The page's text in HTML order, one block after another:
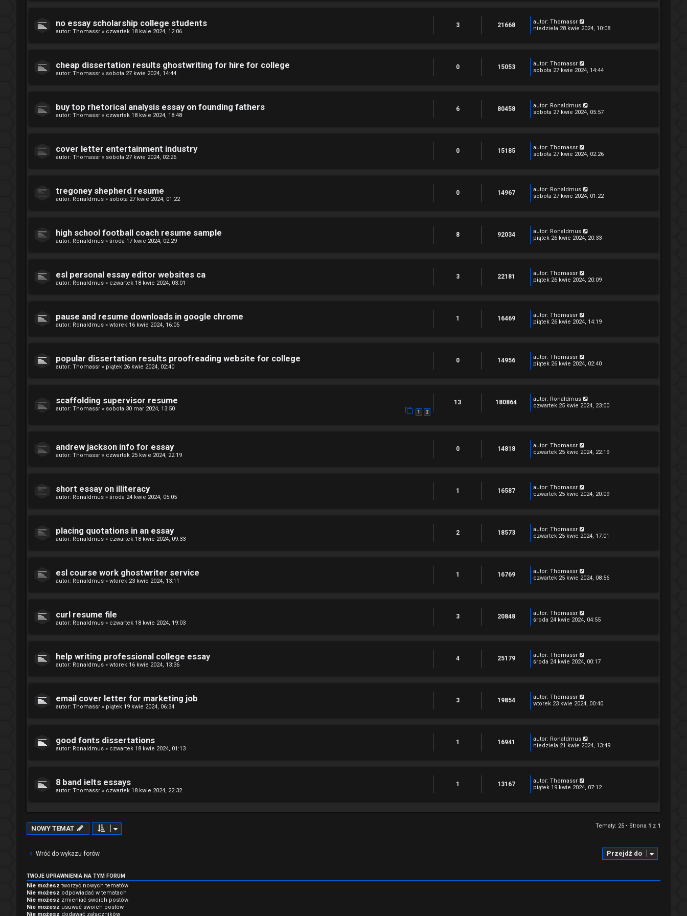
no essay scholarship college students
autor: Thomassr » czwartek 18 kwie 2024, 12:06
3 21668 autor: Thomassr
niedziela 28 kwie 2024, 10:08
cheap dissertation results ghostwriting for hire for college
autor: Thomassr » sobota 27 kwie 2024, 14:44
0 15053 autor: Thomassr
sobota 27 kwie 2024, 14:44
buy top rhetorical analysis essay on founding fathers
autor: Thomassr » czwartek 18 kwie 2024, 18:48
6 80458 autor: Ronaldmus
sobota 27 kwie 2024, 05:57
cover letter entertainment industry
autor: Thomassr » sobota 27 kwie 2024, 02:26
0 15185 autor: Thomassr
sobota 27 kwie 2024, 02:26
tregoney shepherd resume
autor: Ronaldmus » sobota 27 kwie 2024, 01:22
0 14967 autor: Ronaldmus
sobota 27 kwie 2024, 01:22
high school football coach resume sample
autor: Ronaldmus » środa 17 kwie 2024, 02:29
8 92034 autor: Ronaldmus
piątek 26 kwie 2024, 20:33
esl personal essay editor websites ca
autor: Ronaldmus » czwartek 18 kwie 2024, 03:01
3 22181 autor: Thomassr
piątek 26 kwie 2024, 20:09
pause and resume downloads in google chrome
autor: Ronaldmus » wtorek 16 kwie 2024, 16:05
1 16469 autor: Thomassr
piątek 26 kwie 2024, 14:19
popular dissertation results proofreading website for college
autor: Thomassr » piątek 26 kwie 2024, 02:40
0 14956 autor: Thomassr
piątek 26 kwie 2024, 02:40
scaffolding supervisor resume
autor: Thomassr » sobota 30 mar 2024, 13:50 1 2
13 180864 autor: Ronaldmus
czwartek 25 kwie 2024, 23:00
andrew jackson info for essay
autor: Thomassr » czwartek 25 kwie 2024, 22:19
0 14818 autor: Thomassr
czwartek 25 kwie 2024, 22:19
short essay on illiteracy
autor: Ronaldmus » środa 24 kwie 2024, 05:05
1 16587 autor: Thomassr
czwartek 25 kwie 2024, 20:09
placing quotations in an essay
autor: Ronaldmus » czwartek 18 kwie 2024, 09:33
2 18573 autor: Thomassr
czwartek 25 kwie 2024, 17:01
esl course work ghostwriter service
autor: Ronaldmus » wtorek 23 kwie 2024, 13:11
1 16769 autor: Thomassr
czwartek 25 kwie 2024, 08:56
curl resume file
autor: Ronaldmus » czwartek 18 kwie 2024, 19:03
3 20848 autor: Thomassr
środa 24 kwie 2024, 04:55
help writing professional college essay
autor: Ronaldmus » wtorek 16 kwie 2024, 13:36
4 25179 autor: Thomassr
środa 24 kwie 2024, 00:17
email cover letter for marketing job
autor: Thomassr » piątek 19 kwie 2024, 06:34
3 19854 autor: Thomassr
wtorek 23 kwie 2024, 00:40
good fonts dissertations
autor: Ronaldmus » czwartek 18 kwie 2024, 01:13
1 16941 autor: Ronaldmus
niedziela 21 kwie 2024, 13:49
8 band ielts essays
autor: Thomassr » czwartek 18 kwie 2024, 22:32
1 13167 autor: Thomassr
piątek 19 kwie 2024, 07:12
NOWY TEMAT Tematy: 25 • Strona 1 z 1
Wróć do wykazu forów Przejdź do
TWOJE UPRAWNIENIA NA TYM FORUM
Nie możesz tworzyć nowych tematów
Nie możesz odpowiadać w tematach
Nie możesz zmieniać swoich postów
Nie możesz usuwać swoich postów
Nie możesz dodawać załączników